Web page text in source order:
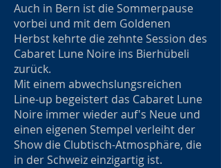
Auch in Bern ist die Sommerpause
vorbei und mit dem Goldenen
Herbst kehrte die zehnte Session des
Cabaret Lune Noire ins Bierhübeli
zurück.
Mit einem abwechslungsreichen
Line-up begeistert das Cabaret Lune
Noire immer wieder auf's Neue und
einen eigenen Stempel verleiht der
Show die Clubtisch-Atmosphäre, die
in der Schweiz einzigartig ist.